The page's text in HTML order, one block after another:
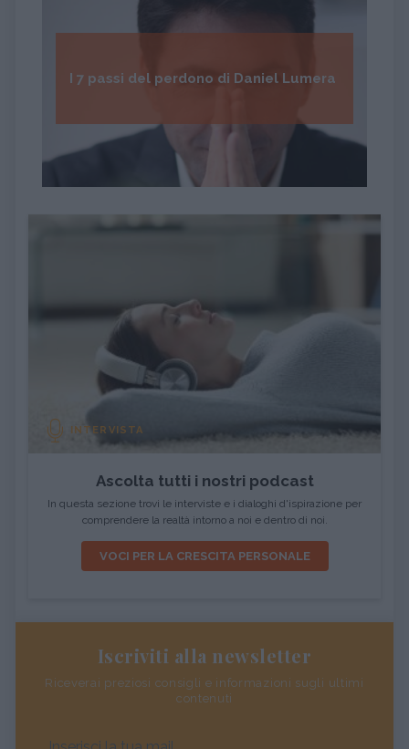
I 7 passi del perdono di Daniel Lumera
INTERVISTA
Ascolta tutti i nostri podcast
In questa sezione trovi le interviste e i dialoghi d'ispirazione per
comprendere la realtà intorno a noi e dentro di noi.
VOCI PER LA CRESCITA PERSONALE
Iscriviti alla newsletter
Riceverai preziosi consigli e informazioni sugli ultimi
contenuti